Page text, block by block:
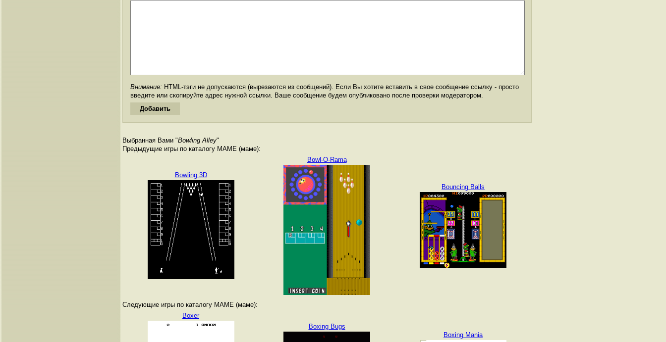
Внимание: HTML-тэги не допускаются (вырезаются из сообщений). Если Вы хотите вставить в свое сообщение ссылку - просто
введите или скопируйте адрес нужной ссылки. Ваше сообщение будем опубликовано после проверки модератором.
Выбранная Вами "Bowling Alley"
Предыдущие игры по каталогу MAME (маме):
Bowling 3D
Bowl-O-Rama
Bouncing Balls
Следующие игры по каталогу MAME (маме):
Boxer
Boxing Bugs
Boxing Mania